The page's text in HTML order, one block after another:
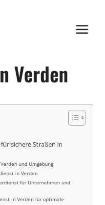
Verden
sichere Straßen in
und Umgebung
in Verden
für Unternehmen und
in Verden für optimale